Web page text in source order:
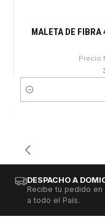
MALETA DE FIBRA
Precio
Cantidad
DESPACHO A
Recibe tu pedido
a todo el País.